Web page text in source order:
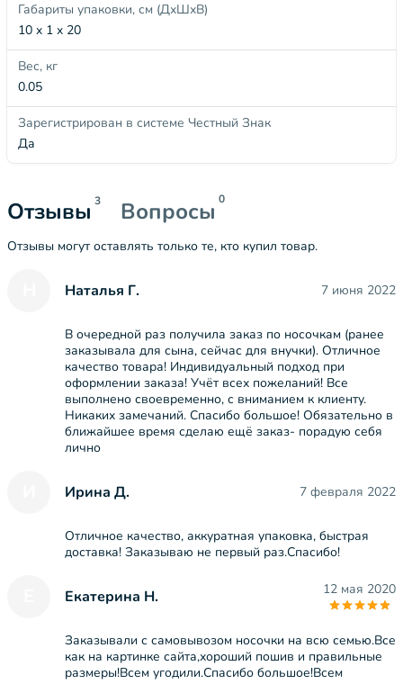
Габариты упаковки, см (ДхШхВ)
10 x 1 x 20
Вес, кг
0.05
Зарегистрирован в системе Честный Знак
Да
Отзывы 3 Вопросы 0
Отзывы могут оставлять только те, кто купил товар.
Наталья Г. 7 июня 2022
В очередной раз получила заказ по носочкам (ранее
заказывала для сына, сейчас для внучки). Отличное
качество товара! Индивидуальный подход при
оформлении заказа! Учёт всех пожеланий! Все
выполнено своевременно, с вниманием к клиенту.
Никаких замечаний. Спасибо большое! Обязательно в
ближайшее время сделаю ещё заказ- порадую себя
лично
Ирина Д. 7 февраля 2022
Отличное качество, аккуратная упаковка, быстрая
доставка! Заказываю не первый раз.Спасибо!
Екатерина Н. 12 мая 2020
Заказывали с самовывозом носочки на всю семью.Все
как на картинке сайта,хороший пошив и правильные
размеры!Всем угодили.Спасибо большое!Всем